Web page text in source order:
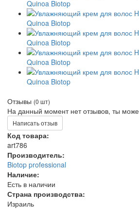
Отзывы (0 шт)
На данный момент нет отзывов, ты
Написать отзыв
Код товара:
art786
Производитель:
Biotop professional
Наличие:
Есть в наличии
Страна производства:
Израиль